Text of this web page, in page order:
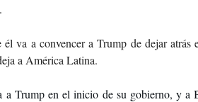
él va a convencer a Trump de dejar
a América Latina.
a Trump en el inicio de su gobierno, y a